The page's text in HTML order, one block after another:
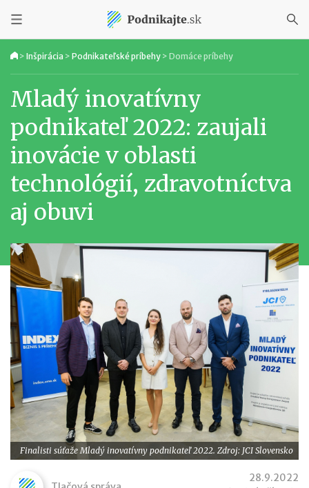
> Inšpirácia > Podnikateľské príbehy > Domáce príbehy
Mladý inovatívny
podnikateľ 2022: zaujali
inovácie v oblasti
technológií, zdravotníctva
aj obuvi
Finalisti súťaže Mladý inovatívny podnikateľ 2022. Zdroj: JCI Slovensko
28.9.2022